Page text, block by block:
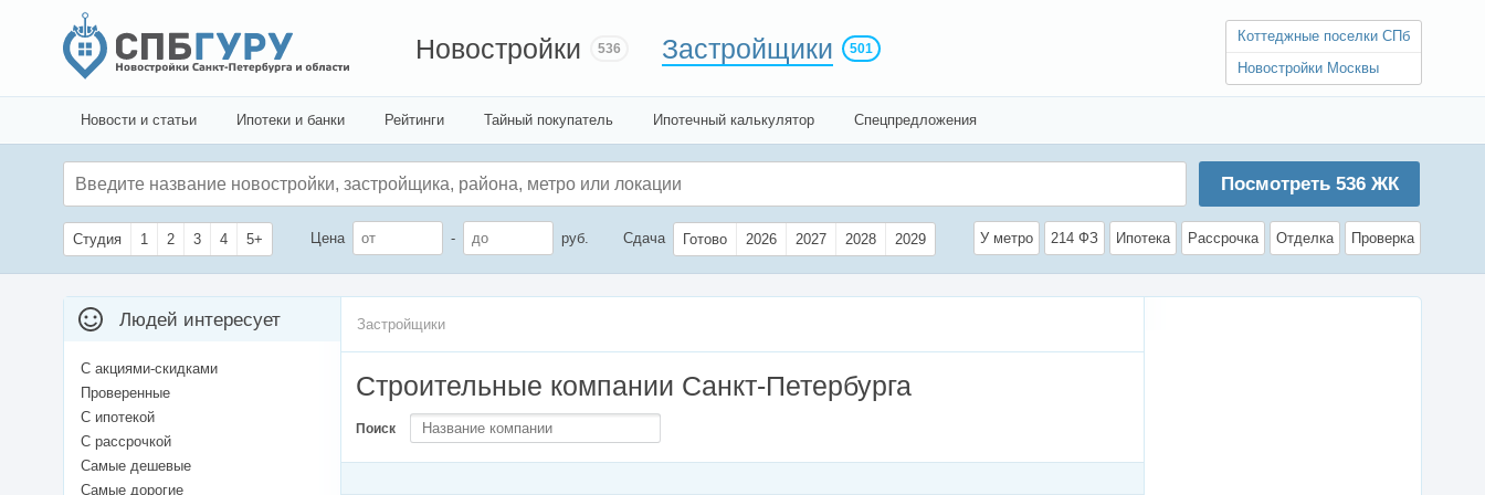
Новостройки 536 Застройщики 501
Коттеджные поселки СПб
Новостройки Москвы
Новости и статьи Ипотеки и банки Рейтинги Тайный покупатель Ипотечный калькулятор Спецпредложения
Посмотреть 536ЖК
Студия 1 2 3 4 5+ Цена - руб. Сдача Готово 2026 2027 2028 2029 У метро 214 ФЗ Ипотека Рассрочка Отделка Проверка
Застройщики
Строительные компании Санкт-Петербурга
Поиск
Людей интересует
С акциями-скидками
Проверенные
С ипотекой
С рассрочкой
Самые дешевые
Самые дорогие